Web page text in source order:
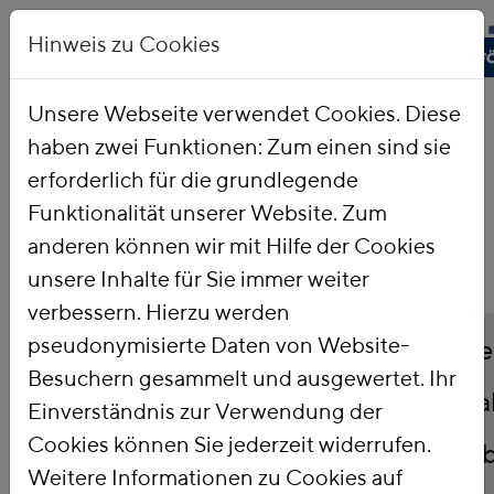
Startseite Publikationen
Strategie der
der biologischen
umweltschädlicher
Hinweis zu Cookies
Unsere Webseite verwendet Cookies. Diese
haben zwei Funktionen: Zum einen sind sie
erforderlich für die grundlegende
Funktionalität unserer Website. Zum
anderen können wir mit Hilfe der Cookies
unsere Inhalte für Sie immer weiter
verbessern. Hierzu werden
pseudonymisierte Daten von Website-
Besuchern gesammelt und ausgewertet. Ihr
Einverständnis zur Verwendung der
Cookies können Sie jederzeit widerrufen.
Weitere Informationen zu Cookies auf